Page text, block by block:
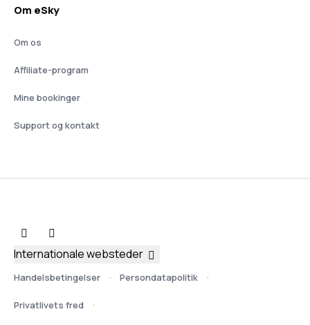
Om eSky
Om os
Affiliate-program
Mine bookinger
Support og kontakt
Handelsbetingelser Persondatapolitik
Privatlivets fred
Internationale websteder